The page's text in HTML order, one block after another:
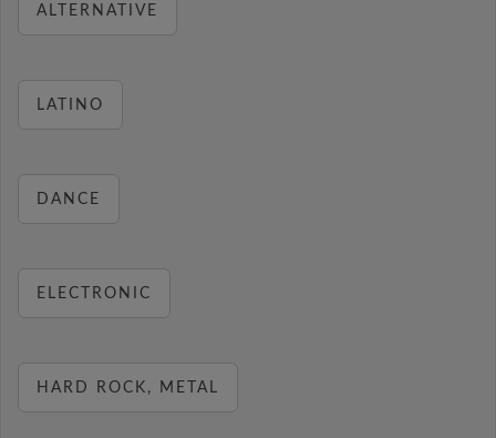
ALTERNATIVE
LATINO
DANCE
ELECTRONIC
HARD ROCK, METAL